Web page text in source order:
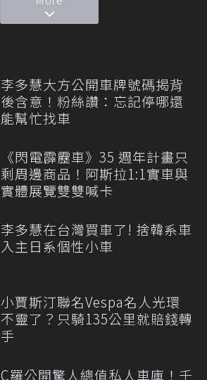
李多慧大方公開車牌號碼揭背
後含意！粉絲讚：忘記停哪還
能幫忙找車
《閃電霹靂車》35 週年計畫只
剩周邊商品！阿斯拉1:1實車與
實體展覽雙雙喊卡
李多慧在台灣買車了! 捨韓系車
入主日系個性小車
小賈斯汀聯名Vespa名人光環
不靈了？只騎135公里就賠錢轉
手
C羅公開驚人總值私人車庫！千